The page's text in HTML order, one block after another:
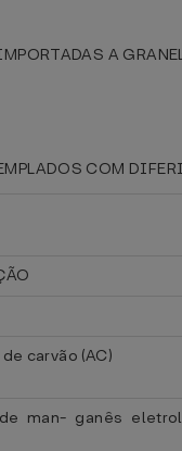
A
COM
carvão (AC)
man- ganês